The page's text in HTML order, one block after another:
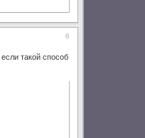
6
если такой способ